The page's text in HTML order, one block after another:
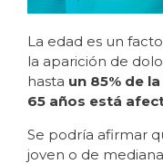
La edad es un
la aparición de
hasta un 85% de
65 años está
Se podría afirmar
joven o de